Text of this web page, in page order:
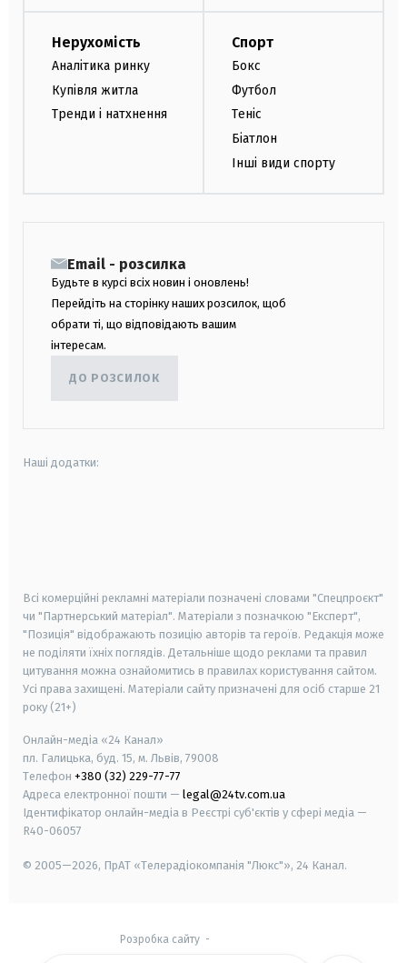
Нерухомість
Аналітика ринку
Купівля житла
Тренди і натхнення
Спорт
Бокс
Футбол
Теніс
Біатлон
Інші види спорту
Email - розсилка
Будьте в курсі всіх новин і оновлень!
Перейдіть на сторінку наших розсилок, щоб
обрати ті, що відповідають вашим
інтересам.
ДО РОЗСИЛОК
Наші додатки:
Всі комерційні рекламні матеріали позначені словами "Спецпроєкт"
чи "Партнерський матеріал". Матеріали з позначкою "Експерт",
"Позиція" відображають позицію авторів та героїв. Редакція може
не поділяти їхніх поглядів. Детальніше щодо реклами та правил
цитування можна ознайомитись в правилах користування сайтом.
Усі права захищені. Матеріали сайту призначені для осіб старше 21
року (21+)
Онлайн-медіа «24 Канал»
пл. Галицька, буд. 15, м. Львів, 79008
Телефон +380 (32) 229-77-77
Адреса електронної пошти — legal@24tv.com.ua
Ідентифікатор онлайн-медіа в Реєстрі суб'єктів у сфері медіа —
R40-06057
© 2005—2026, ПрАТ «Телерадіокомпанія "Люкс"», 24 Канал.
Розробка сайту-